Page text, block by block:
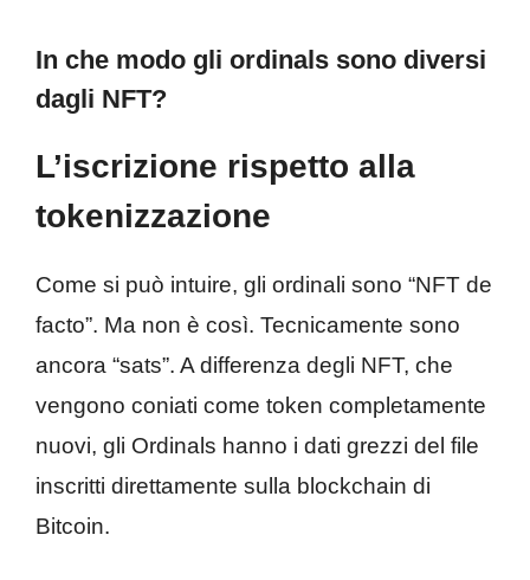
In che modo gli ordinals sono diversi
dagli NFT?
L’iscrizione rispetto alla
tokenizzazione
Come si può intuire, gli ordinali sono “NFT de
facto”. Ma non è così. Tecnicamente sono
ancora “sats”. A differenza degli NFT, che
vengono coniati come token completamente
nuovi, gli Ordinals hanno i dati grezzi del file
inscritti direttamente sulla blockchain di
Bitcoin.